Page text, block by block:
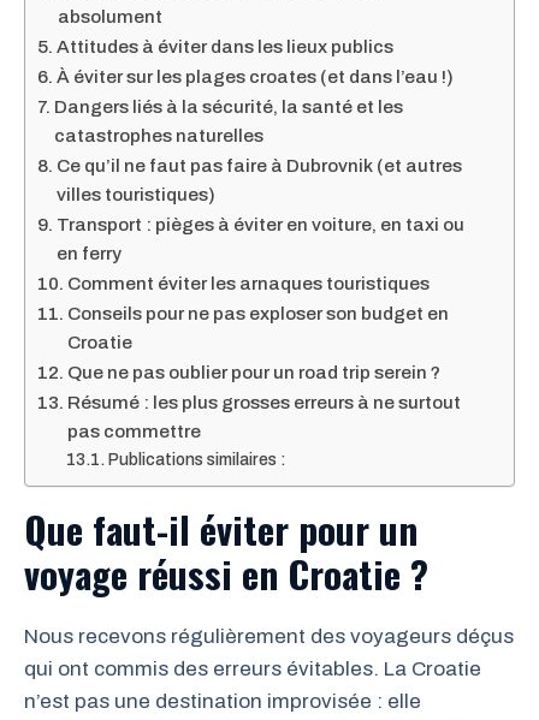
absolument
Attitudes à éviter dans les lieux publics
À éviter sur les plages croates (et dans l’eau !)
Dangers liés à la sécurité, la santé et les
catastrophes naturelles
Ce qu’il ne faut pas faire à Dubrovnik (et autres
villes touristiques)
Transport : pièges à éviter en voiture, en taxi ou
en ferry
Comment éviter les arnaques touristiques
Conseils pour ne pas exploser son budget en
Croatie
Que ne pas oublier pour un road trip serein ?
Résumé : les plus grosses erreurs à ne surtout
pas commettre
Publications similaires :
Que faut-il éviter pour un
voyage réussi en Croatie ?
Nous recevons régulièrement des voyageurs déçus
qui ont commis des erreurs évitables. La Croatie
n’est pas une destination improvisée : elle